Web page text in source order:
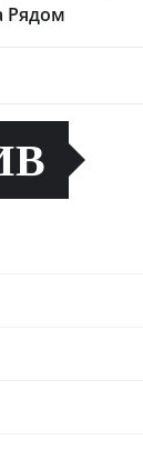
Рядом